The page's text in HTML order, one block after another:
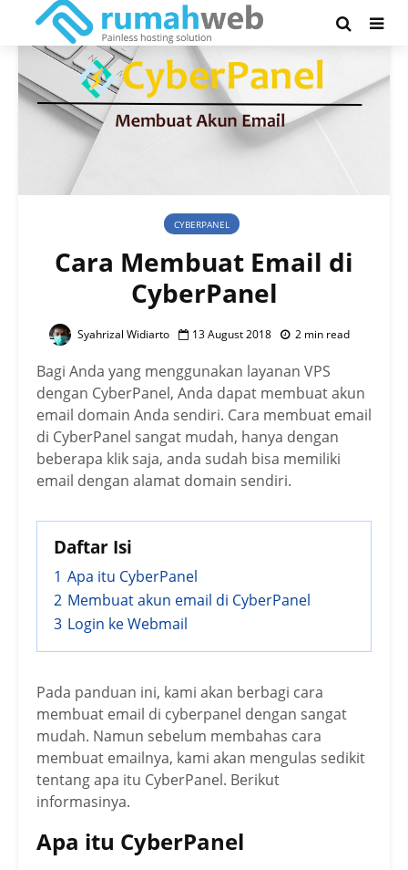
CYBERPANEL
Cara Membuat Email di
CyberPanel
Syahrizal Widiarto 13 August 2018 2 min read
Bagi Anda yang menggunakan layanan VPS
dengan CyberPanel, Anda dapat membuat akun
email domain Anda sendiri. Cara membuat email
di CyberPanel sangat mudah, hanya dengan
beberapa klik saja, anda sudah bisa memiliki
email dengan alamat domain sendiri.
Daftar Isi
1 Apa itu CyberPanel
2 Membuat akun email di CyberPanel
3 Login ke Webmail
Pada panduan ini, kami akan berbagi cara
membuat email di cyberpanel dengan sangat
mudah. Namun sebelum membahas cara
membuat emailnya, kami akan mengulas sedikit
tentang apa itu CyberPanel. Berikut
informasinya.
Apa itu CyberPanel